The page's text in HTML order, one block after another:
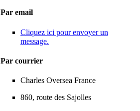
Par email
Cliquez ici pour envoyer un
message.
Par courrier
Charles Oversea France
860, route des Sajolles